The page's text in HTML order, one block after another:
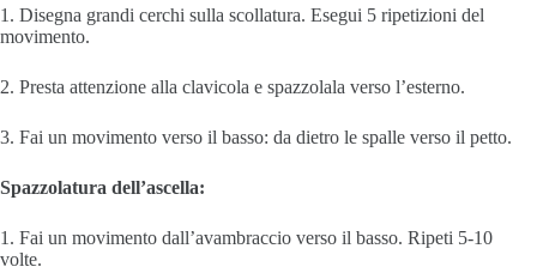
1. Disegna grandi cerchi sulla scollatura. Esegui 5 ripetizioni del
movimento.
2. Presta attenzione alla clavicola e spazzolala verso l’esterno.
3. Fai un movimento verso il basso: da dietro le spalle verso il petto.
Spazzolatura dell’ascella:
1. Fai un movimento dall’avambraccio verso il basso. Ripeti 5-10
volte.